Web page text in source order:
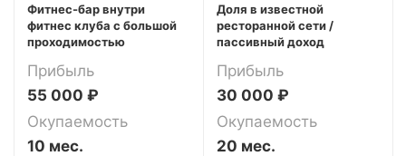
Фитнес-бар внутри
фитнес клуба с большой
проходимостью
Прибыль
55 000 ₽
Окупаемость
10 мес.
Доля в известной
ресторанной сети /
пассивный доход
Прибыль
30 000 ₽
Окупаемость
20 мес.